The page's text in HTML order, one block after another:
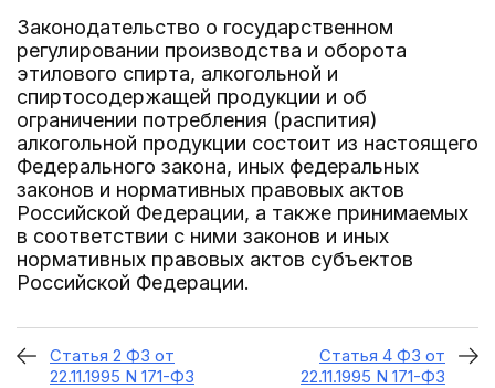
Законодательство о государственном
регулировании производства и оборота
этилового спирта, алкогольной и
спиртосодержащей продукции и об
ограничении потребления (распития)
алкогольной продукции состоит из настоящего
Федерального закона, иных федеральных
законов и нормативных правовых актов
Российской Федерации, а также принимаемых
в соответствии с ними законов и иных
нормативных правовых актов субъектов
Российской Федерации.
Статья 2 ФЗ от
22.11.1995 N 171-ФЗ
Статья 4 ФЗ от
22.11.1995 N 171-ФЗ